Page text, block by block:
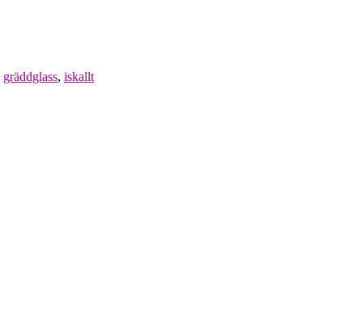
gräddglass, iskallt